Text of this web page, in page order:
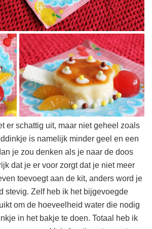
er schattig uit, maar niet geheel zoals
is namelijk minder geel en een
je zou denken als je naar de doos
dat je er voor zorgt dat je niet meer
toevoegt aan de kit, anders word je
stevig. Zelf heb ik het bijgevoegde
om de hoeveelheid water die nodig
in het bakje te doen. Totaal heb ik